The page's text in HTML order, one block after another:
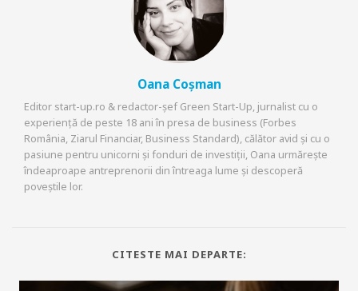
Oana Coșman
Editor start-up.ro & redactor-șef Green Start-Up, jurnalist cu o
experiență de peste 18 ani în presa de business (Forbes
România, Ziarul Financiar, Business Standard), călător avid și cu o
pasiune pentru unicorni și fonduri de investiții, Oana urmărește
îndeaproape antreprenorii din întreaga lume și descoperă
poveștile lor.
CITESTE MAI DEPARTE: